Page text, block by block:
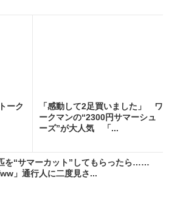
ーク
「感動して2足買いました」 ワ
ークマンの“2300円サマーシュ
ーズ”が大人気 「...
を“サマーカット”してもらったら……
ww」通行人に二度見さ...